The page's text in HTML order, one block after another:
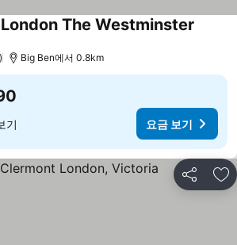
The Westminster
Big Ben에서 0.8km
기 요금 보기
공유 즐